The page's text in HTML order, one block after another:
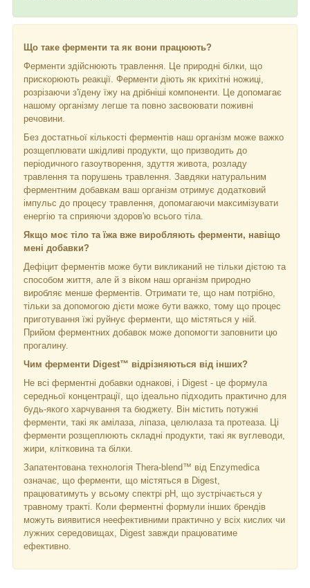
Що таке ферменти та як вони працюють?
Ферменти здійснюють травлення. Це природні білки, що
прискорюють реакції. Ферменти діють як крихітні ножиці,
розрізаючи з'їдену їжу на дрібніші компоненти. Це допомагає
нашому організму легше та повно засвоювати поживні
речовини.
Без достатньої кількості ферментів наш організм може важко
розщеплювати шкідливі продукти, що призводить до
періодичного газоутворення, здуття живота, розладу
травлення та порушень травлення. Завдяки натуральним
ферментним добавкам ваш організм отримує додатковий
імпульс до процесу травлення, допомагаючи максимізувати
енергію та сприяючи здоров'ю всього тіла.
Якщо моє тіло та їжа вже виробляють ферменти, навіщо
мені добавки?
Дефіцит ферментів може бути викликаний не тільки дієтою та
способом життя, але й з віком наш організм природно
виробляє менше ферментів. Отримати те, що нам потрібно,
тільки за допомогою дієти може бути важко, тому що процес
приготування їжі руйнує ферменти, що містяться у ній.
Прийом ферментних добавок може допомогти заповнити цю
прогалину.
Чим ферменти Digest™ відрізняються від інших?
Не всі ферментні добавки однакові, і Digest - це формула
середньої концентрації, що ідеально підходить практично для
будь-якого харчування та бюджету. Він містить потужні
ферменти, такі як амілаза, ліпаза, целюлаза та протеаза. Ці
ферменти розщеплюють складні продукти, такі як вуглеводи,
жири, клітковина та білки.
Запатентована технологія Thera-blend™ від Enzymedica
означає, що ферменти, що містяться в Digest,
працюватимуть у всьому спектрі pH, що зустрічається у
травному тракті. Коли ферментні формули інших брендів
можуть виявитися неефективними практично у всіх кислих чи
лужних середовищах, Digest завжди працюватиме
ефективно.